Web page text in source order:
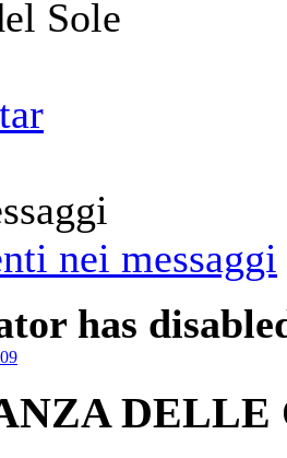
Sole
has
DELLE